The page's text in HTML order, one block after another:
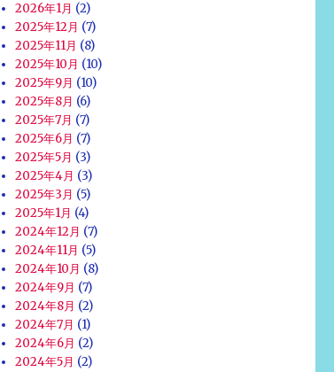
2026年1月 (2)
2025年12月 (7)
2025年11月 (8)
2025年10月 (10)
2025年9月 (10)
2025年8月 (6)
2025年7月 (7)
2025年6月 (7)
2025年5月 (3)
2025年4月 (3)
2025年3月 (5)
2025年1月 (4)
2024年12月 (7)
2024年11月 (5)
2024年10月 (8)
2024年9月 (7)
2024年8月 (2)
2024年7月 (1)
2024年6月 (2)
2024年5月 (2)